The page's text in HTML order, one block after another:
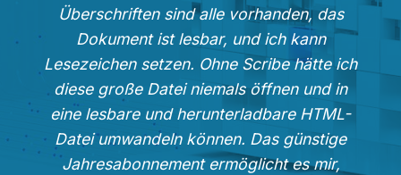
Überschriften sind alle vorhanden, das
Dokument ist lesbar, und ich kann
Lesezeichen setzen. Ohne Scribe hätte ich
diese große Datei niemals öffnen und in
eine lesbare und herunterladbare HTML-
Datei umwandeln können. Das günstige
Jahresabonnement ermöglicht es mir,